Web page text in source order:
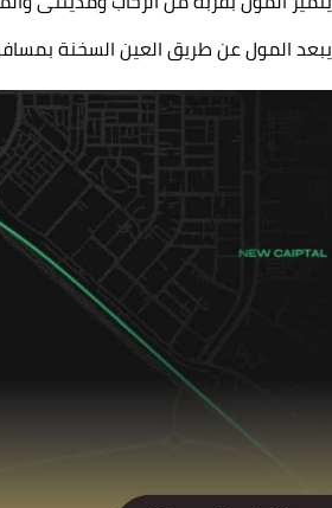
يبعد المول عن طريق العين السخنة